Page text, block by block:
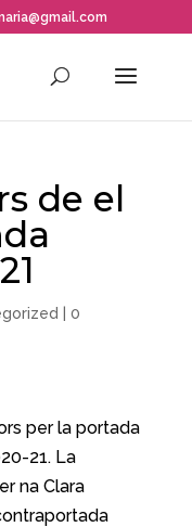
de el
0
per la portada
21. La
na Clara